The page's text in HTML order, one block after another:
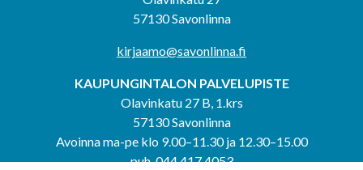
57130 Savonlinna
kirjaamo@savonlinna.fi
KAUPUNGINTALON PALVELUPISTE
Olavinkatu 27 B, 1.krs
57130 Savonlinna
Avoinna ma-pe klo 9.00–11.30 ja 12.30–15.00
puh. 044 417 4053